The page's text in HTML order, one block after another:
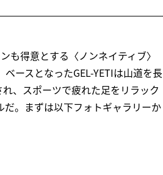
も得意とする〈ノンネイティブ〉
ースとなったGEL-YETIは山道を長
、スポーツで疲れた足をリラック
。まずは以下フォトギャラリーか